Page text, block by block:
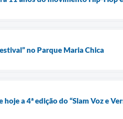
no Parque Maria Chica
a 4ª edição do “Slam Voz e